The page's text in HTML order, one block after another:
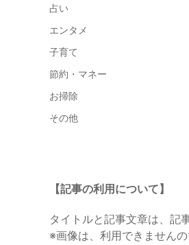
占い
エンタメ
子育て
節約・マネー
お掃除
その他
【記事の利用について】
タイトルと記事文章は、記
※画像は、利用できませんの